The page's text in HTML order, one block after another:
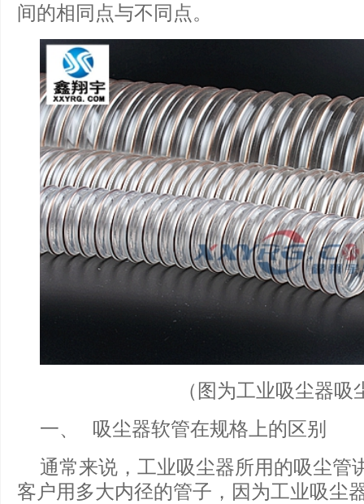
间的相同点与不同点。
（图为工业吸尘器吸
一、 吸尘器软管在规格上的区别
通常来说，工业吸尘器所用的吸尘管
客户用多大内径的管子，因为工业吸尘